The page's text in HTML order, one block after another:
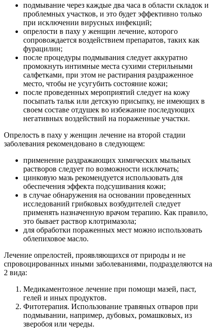
подмывание через каждые два часа в области складок и
проблемных участков, и это будет эффективно только
при исключении вирусных инфекций;
опрелости в паху у женщин лечение, которого
сопровождается воздействием препаратов, таких как
фурацилин;
после процедуры подмывания следует аккуратно
промокнуть интимные места сухими стерильными
салфетками, при этом не растирания раздраженное
место, чтобы не усугубить состояние кожи;
после проведенных мероприятий следует на кожу
посыпать тальк или детскую присыпку, не имеющих в
своем составе отдушек во избежание последующих
негативных воздействий на пораженные участки.
Опрелость в паху у женщин лечение на второй стадии
заболевания рекомендовано в следующем:
применение раздражающих химических мыльных
растворов следует по возможности исключать;
цинковую мазь рекомендуется использовать для
обеспечения эффекта подсушивания кожи;
в случае обнаружения на основании проведенных
исследований грибковых возбудителей следует
применять назначенную врачом терапию. Как правило,
это бывает раствор клотримазола;
для обработки пораженных мест можно использовать
облепиховое масло.
Лечение опрелостей, проявляющихся от природы и не
спровоцированных иными заболеваниями, подразделяются на
2 вида:
Медикаментозное лечение при помощи мазей, паст,
гелей и иных продуктов.
Фитотерапия. Использование травяных отваров при
подмывании, например, дубовых, ромашковых, из
зверобоя или череды.